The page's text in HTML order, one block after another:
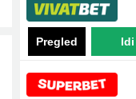
Pregled